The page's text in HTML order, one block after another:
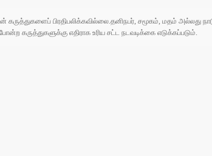
கருத்துகளைப் பிரதிபலிக்கவில்லை.தனிநபர், சமூகம், மதம் அல்லது
எதிராக உரிய சட்ட நடவடிக்கை எடுக்கப்படும்.